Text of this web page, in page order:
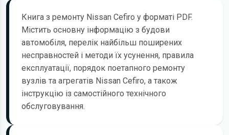
Книга з ремонту Nissan Cefiro у форматі PDF.
Містить основну інформацію з будови
автомобіля, перелік найбільш поширених
несправностей і методи їх усунення, правила
експлуатації, порядок поетапного ремонту
вузлів та агрегатів Nissan Cefiro, а також
інструкцію із самостійного технічного
обслуговування.